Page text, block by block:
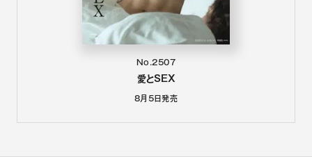
No.2507
愛とSEX
8月5日発売